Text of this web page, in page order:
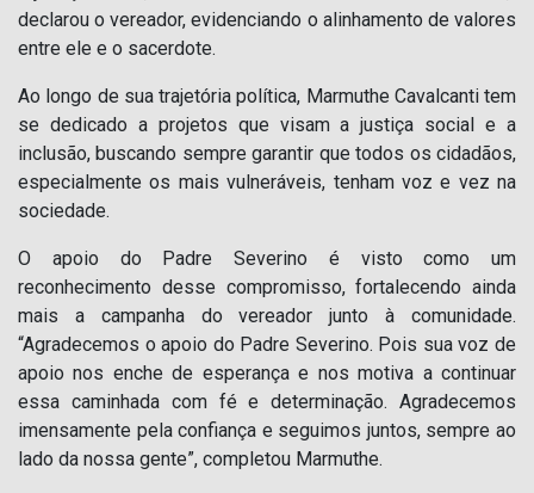
declarou o vereador, evidenciando o alinhamento de valores
entre ele e o sacerdote.
Ao longo de sua trajetória política, Marmuthe Cavalcanti tem
se dedicado a projetos que visam a justiça social e a
inclusão, buscando sempre garantir que todos os cidadãos,
especialmente os mais vulneráveis, tenham voz e vez na
sociedade.
O apoio do Padre Severino é visto como um
reconhecimento desse compromisso, fortalecendo ainda
mais a campanha do vereador junto à comunidade.
“Agradecemos o apoio do Padre Severino. Pois sua voz de
apoio nos enche de esperança e nos motiva a continuar
essa caminhada com fé e determinação. Agradecemos
imensamente pela confiança e seguimos juntos, sempre ao
lado da nossa gente”, completou Marmuthe.